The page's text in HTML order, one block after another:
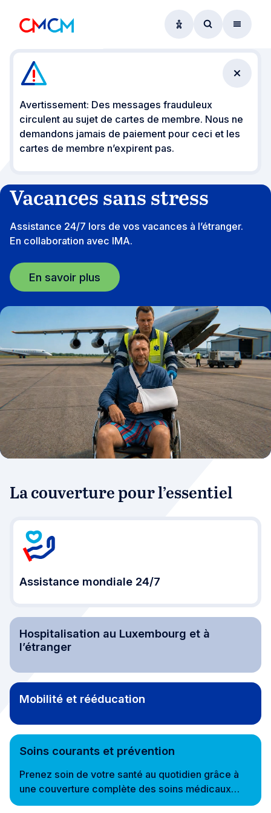
OptionsAccéder au
Menu
Avertissement: Des messages frauduleux
circulent au sujet de cartes de membre. Nous ne
demandons jamais de paiement pour ceci et les
cartes de membre n’expirent pas.
Vacances sans stress
Assistance 24/7 lors de vos vacances à l’étranger.
En collaboration avec IMA.
En savoir plus
La couverture pour l’essentiel
Assistance mondiale 24/7
Hospitalisation au Luxembourg et à
l’étranger
Mobilité et rééducation
Soins courants et prévention
Prenez soin de votre santé au quotidien grâce à
une couverture complète des soins médicaux
courants, traitements et actes de prévention :